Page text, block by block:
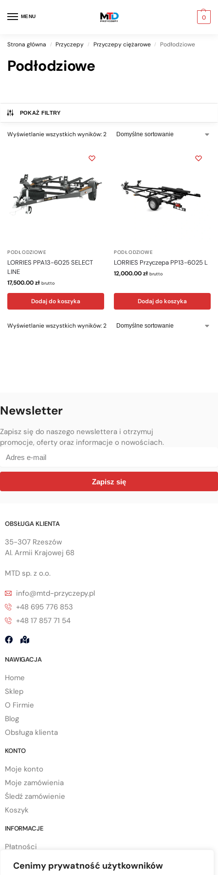
Cenimy prywatność użytkowników
MENU 0
Strona główna / Przyczepy / Przyczepy ciężarowe / Podłodziowe
Podłodziowe
POKAŻ FILTRY
Wyświetlanie wszystkich wyników: 2
PODŁODZIOWE
LORRIES PPA13-6025 SELECT
LINE
17,500.00zł brutto
Dodaj do koszyka
PODŁODZIOWE
LORRIES Przyczepa PP13-6025 L
12,000.00zł brutto
Dodaj do koszyka
Wyświetlanie wszystkich wyników: 2
Newsletter
Zapisz się do naszego newslettera i otrzymuj
promocje, oferty oraz informacje o nowościach.
Zapisz się
OBSŁUGA KLIENTA
35-307 Rzeszów
Al. Armii Krajowej 68
MTD sp. z o.o.
info@mtd-przyczepy.pl
+48 695 776 853
+48 17 857 71 54
NAWIGACJA
Home
Sklep
O Firmie
Blog
Obsługa klienta
KONTO
Moje konto
Moje zamówienia
Śledź zamówienie
Koszyk
INFORMACJE
Płatności
Dostawa